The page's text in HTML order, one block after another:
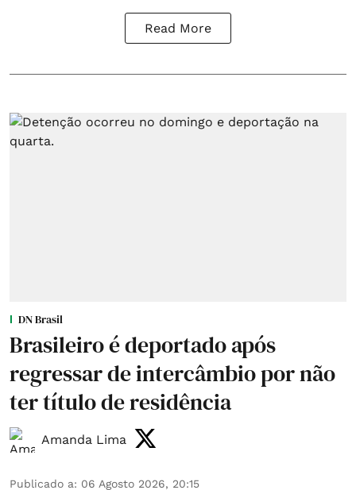
Read More
DN Brasil
Brasileiro é deportado após
regressar de intercâmbio por não
ter título de residência
Amanda Lima
Publicado a: 06 Agosto 2026, 20:15